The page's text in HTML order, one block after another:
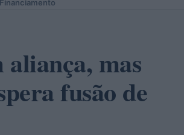
Financiamento
mas
fusão de